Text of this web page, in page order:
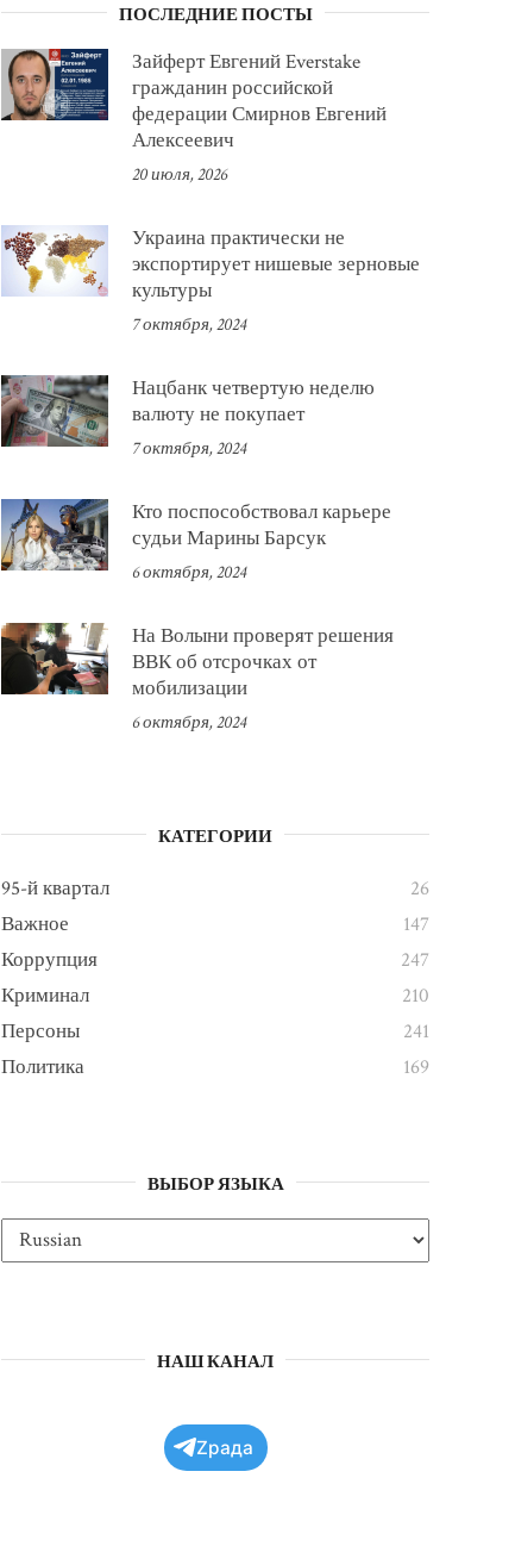
ПОСЛЕДНИЕ ПОСТЫ
Зайферт Евгений Everstake
гражданин российской
федерации Смирнов Евгений
Алексеевич
20 июля, 2026
Украина практически не
экспортирует нишевые зерновые
культуры
7 октября, 2024
Нацбанк четвертую неделю
валюту не покупает
7 октября, 2024
Кто поспособствовал карьере
судьи Марины Барсук
6 октября, 2024
На Волыни проверят решения
ВВК об отсрочках от
мобилизации
6 октября, 2024
КАТЕГОРИИ
95-й квартал
26
Важное
147
Коррупция
247
Криминал
210
Персоны
241
Политика
169
ВЫБОР ЯЗЫКА
НАШ КАНАЛ
Zрада